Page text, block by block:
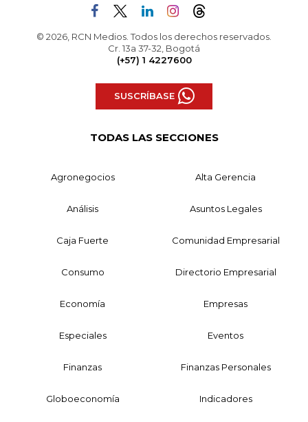
© 2026, RCN Medios. Todos los derechos reservados.
Cr. 13a 37-32, Bogotá
(+57) 1 4227600
SUSCRÍBASE
TODAS LAS SECCIONES
Agronegocios Alta Gerencia
Análisis Asuntos Legales
Caja Fuerte Comunidad Empresarial
Consumo Directorio Empresarial
Economía Empresas
Especiales Eventos
Finanzas Finanzas Personales
Globoeconomía Indicadores